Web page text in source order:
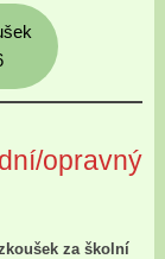
opravný
za školní